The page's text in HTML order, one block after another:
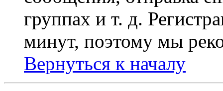
группах и т. д.
минут, поэтому мы
Вернуться к началу